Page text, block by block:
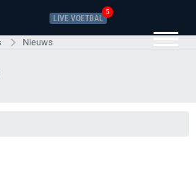
LIVE VOETBAL
5
Nieuws